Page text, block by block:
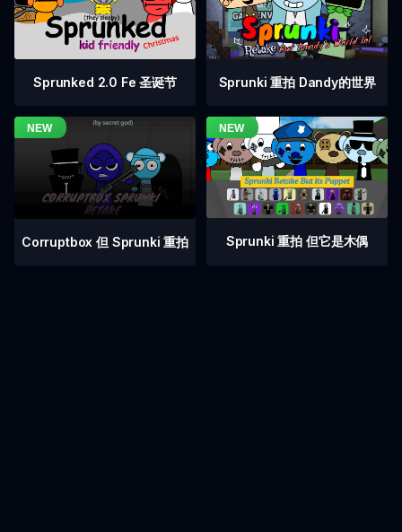
Sprunked 2.0 Fe 圣诞节 Sprunki 重拍 Dandy的世界
Corruptbox 但 Sprunki 重拍 Sprunki 重拍 但它是木偶